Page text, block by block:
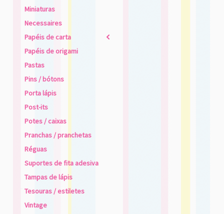
Miniaturas
Necessaires
Papéis de carta
2
Papéis de origami
Pastas
Pins / bótons
Porta lápis
Post-its
Potes / caixas
Pranchas / pranchetas
Réguas
Suportes de fita adesiva
Tampas de lápis
Tesouras / estiletes
Vintage